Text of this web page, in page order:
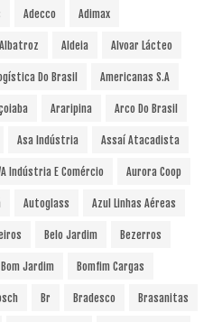
Adecco Adimax
Albatroz Aldeia Alvoar Lácteo
Do Brasil Americanas S.A
Araripina Arco Do Brasil
Asa Indústria Assaí Atacadista
Indústria E Comércio Aurora Coop
Autoglass Azul Linhas Aéreas
Belo Jardim Bezerros
Bom Jardim Bomfim Cargas
Br Bradesco Brasanitas